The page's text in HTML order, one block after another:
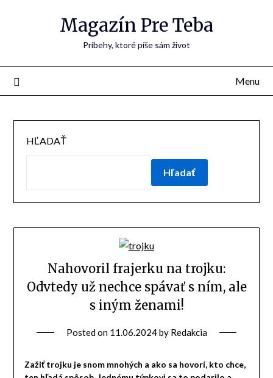
Magazín Pre Teba
Príbehy, ktoré píše sám život
Menu
HĽADAŤ
Hľadať
Nahovoril frajerku na trojku:
Odvtedy už nechce spávať s ním, ale
s iným ženami!
Posted on 11.06.2024by Redakcia
Zažiť trojku je snom mnohých a ako sa hovorí, kto chce,